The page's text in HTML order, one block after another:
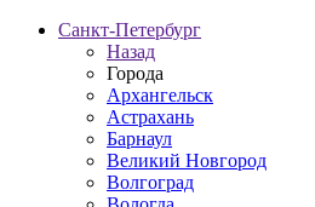
Санкт-Петербург
Назад
Города
Архангельск
Астрахань
Барнаул
Великий Новгород
Волгоград